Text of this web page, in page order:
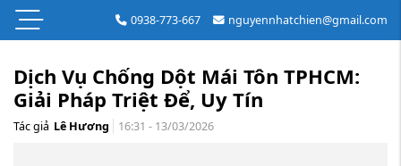
0938-773-667 nguyennhatchien@gmail.com
Dịch Vụ Chống Dột Mái Tôn TPHCM:
Giải Pháp Triệt Để, Uy Tín
Tác giả Lê Hương 16:31 - 13/03/2026